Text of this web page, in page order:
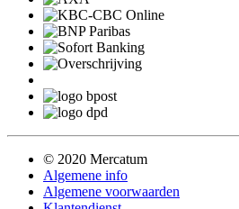
© 2020 Mercatum
Algemene info
Algemene voorwaarden